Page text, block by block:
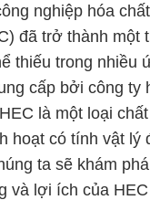
nghiệp hóa
đã trở thành một
thiếu trong nhiều
cấp bởi công ty
là một loại
hoạt có tính vật lý
ta sẽ khám
và lợi ích của